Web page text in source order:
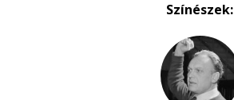
Színészek: